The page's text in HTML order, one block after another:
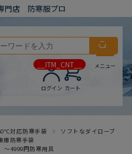
門店 防寒服プロ
ログイン
__ITM_CNT__
カート
メニュー
対応防寒手袋
ソフトなダイローブ
庫防寒手袋
～4999円防寒用具